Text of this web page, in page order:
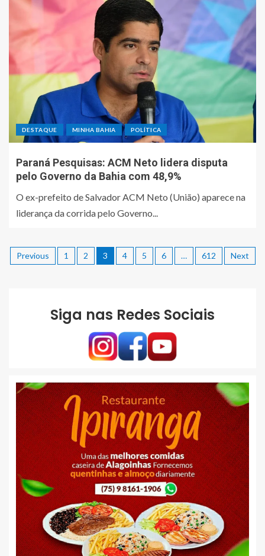
DESTAQUE MINHA BAHIA POLÍTICA
Paraná Pesquisas: ACM Neto lidera disputa
pelo Governo da Bahia com 48,9%
O ex-prefeito de Salvador ACM Neto (União) aparece na
liderança da corrida pelo Governo...
Previous 1 2 3 4 5 6 … 612 Next
Siga nas Redes Sociais